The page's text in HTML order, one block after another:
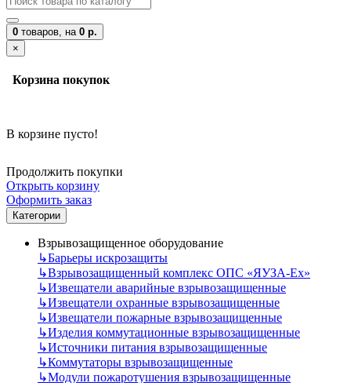
0 товаров, на 0 р.
×
Корзина покупок
В корзине пусто!
Продолжить покупки
Открыть корзину
Оформить заказ
Категории
Взрывозащищенное оборудование
↳Барьеры искрозащиты
↳Взрывозащищенный комплекс ОПС «ЯУЗА-Ех»
↳Извещатели аварийные взрывозащищенные
↳Извещатели охранные взрывозащищенные
↳Извещатели пожарные взрывозащищенные
↳Изделия коммутационные взрывозащищенные
↳Источники питания взрывозащищенные
↳Коммутаторы взрывозащищенные
↳Модули пожаротушения взрывозащищенные